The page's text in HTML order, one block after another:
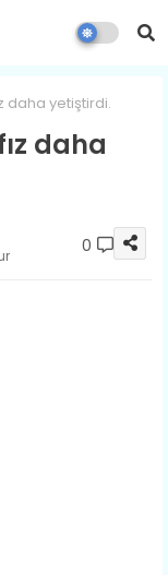
daha yetiştirdi.
daha
0